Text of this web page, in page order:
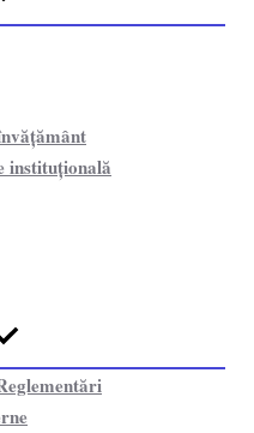
instituțională